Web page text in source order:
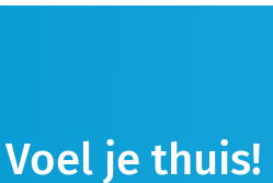
Voel je thuis!